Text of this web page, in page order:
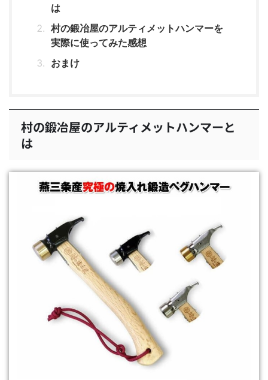
は
村の鍛冶屋のアルティメットハンマーを
実際に使ってみた感想
おまけ
村の鍛冶屋のアルティメットハンマーと
は